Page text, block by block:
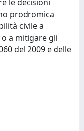
le decisioni
prodromica
civile a
a mitigare gli
del 2009 e delle